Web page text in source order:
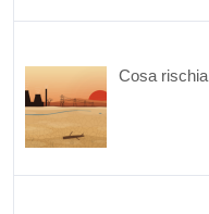
Cosa